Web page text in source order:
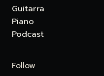
Guitarra
Piano
Podcast
Follow